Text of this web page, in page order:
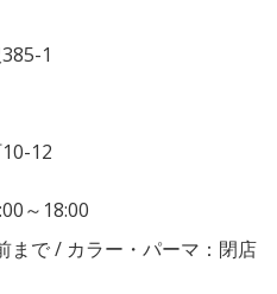
1
12
～18:00
まで / カラー・パーマ：閉店